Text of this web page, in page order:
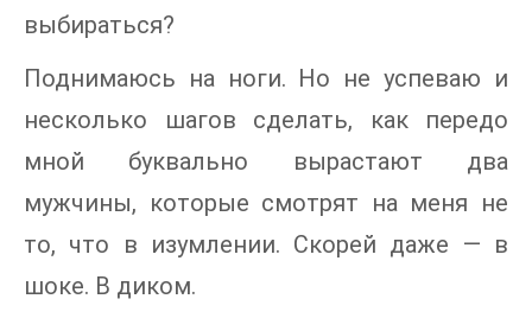
выбираться?
Поднимаюсь на ноги. Но не успеваю и
несколько шагов сделать, как передо
мной буквально вырастают два
мужчины, которые смотрят на меня не
то, что в изумлении. Скорей даже — в
шоке. В диком.